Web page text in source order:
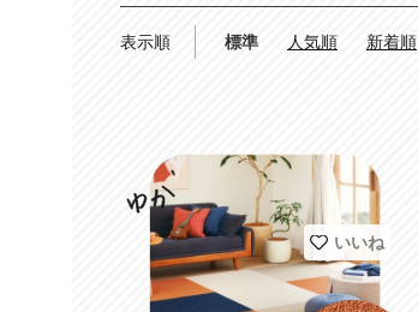
表示順 標準 人気順 新着順
いいね